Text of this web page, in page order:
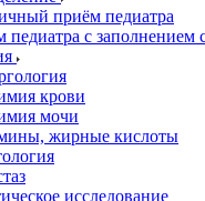
приём педиатра
педиатра с заполнением
крови
мочи
жирные кислоты
исследование